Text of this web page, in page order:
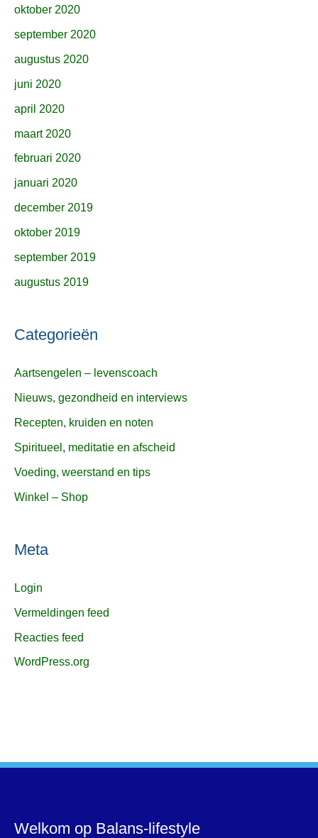
oktober 2020
september 2020
augustus 2020
juni 2020
april 2020
maart 2020
februari 2020
januari 2020
december 2019
oktober 2019
september 2019
augustus 2019
Categorieën
Aartsengelen – levenscoach
Nieuws, gezondheid en interviews
Recepten, kruiden en noten
Spiritueel, meditatie en afscheid
Voeding, weerstand en tips
Winkel – Shop
Meta
Login
Vermeldingen feed
Reacties feed
WordPress.org
Welkom op Balans-lifestyle